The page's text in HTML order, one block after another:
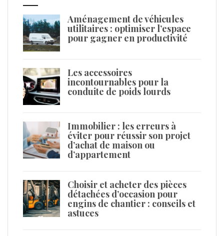
Aménagement de véhicules
utilitaires : optimiser l’espace
pour gagner en productivité
Les accessoires
incontournables pour la
conduite de poids lourds
Immobilier : les erreurs à
éviter pour réussir son projet
d’achat de maison ou
d’appartement
Choisir et acheter des pièces
détachées d’occasion pour
engins de chantier : conseils et
astuces